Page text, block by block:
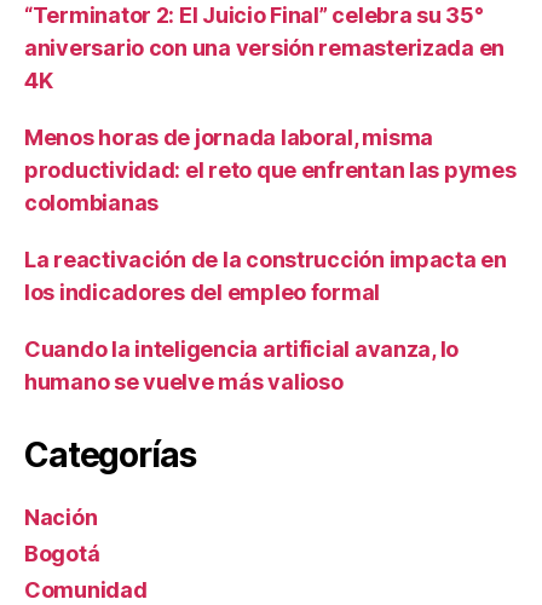
“Terminator 2: El Juicio Final” celebra su 35°
aniversario con una versión remasterizada en
4K
Menos horas de jornada laboral, misma
productividad: el reto que enfrentan las pymes
colombianas
La reactivación de la construcción impacta en
los indicadores del empleo formal
Cuando la inteligencia artificial avanza, lo
humano se vuelve más valioso
Categorías
Nación
Bogotá
Comunidad